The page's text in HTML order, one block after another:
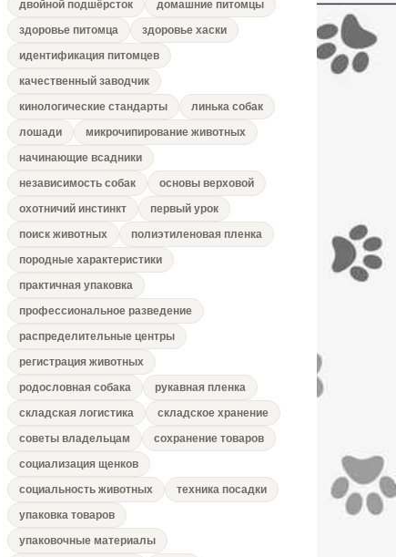
двойной подшёрсток
домашние питомцы
здоровье питомца
здоровье хаски
идентификация питомцев
качественный заводчик
кинологические стандарты
линька собак
лошади
микрочипирование животных
начинающие всадники
независимость собак
основы верховой
охотничий инстинкт
первый урок
поиск животных
полиэтиленовая пленка
породные характеристики
практичная упаковка
профессиональное разведение
распределительные центры
регистрация животных
родословная собака
рукавная пленка
складская логистика
складское хранение
советы владельцам
сохранение товаров
социализация щенков
социальность животных
техника посадки
упаковка товаров
упаковочные материалы